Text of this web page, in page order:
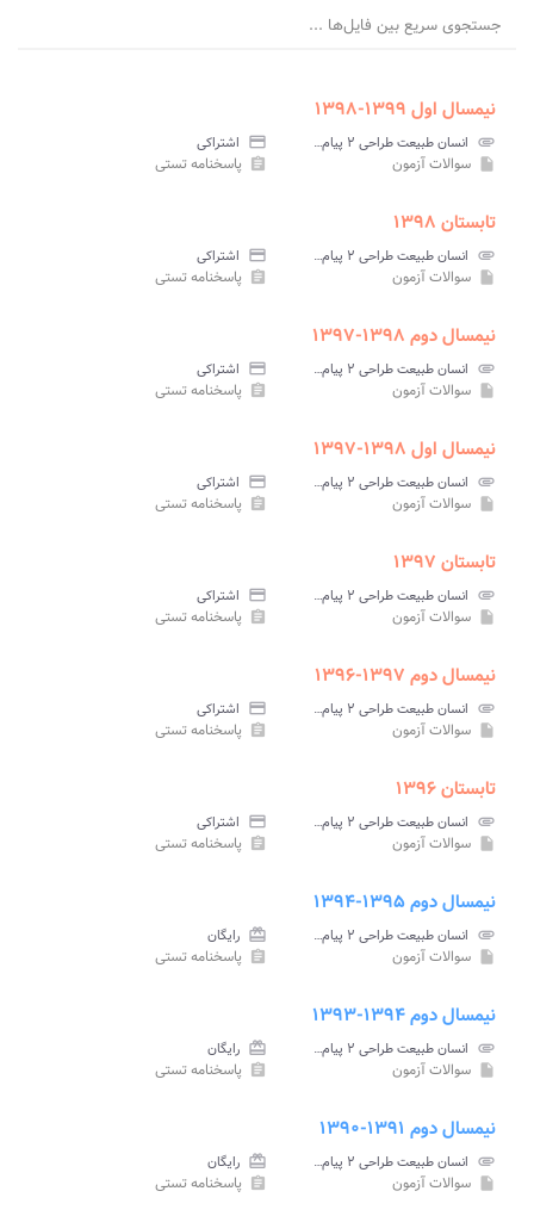
جستجوی سریع بین فایل‌ها ...
نیمسال اول ۱۳۹۹-۱۳۹۸
attachment انسان طبیعت طراحی ۲ پیام نور credit_card اشتراکی
insert_drive_file سوالات آزمون assignment پاسخنامه تستی
تابستان ۱۳۹۸
attachment انسان طبیعت طراحی ۲ پیام نور credit_card اشتراکی
insert_drive_file سوالات آزمون assignment پاسخنامه تستی
نیمسال دوم ۱۳۹۸-۱۳۹۷
attachment انسان طبیعت طراحی ۲ پیام نور credit_card اشتراکی
insert_drive_file سوالات آزمون assignment پاسخنامه تستی
نیمسال اول ۱۳۹۸-۱۳۹۷
attachment انسان طبیعت طراحی ۲ پیام نور credit_card اشتراکی
insert_drive_file سوالات آزمون assignment پاسخنامه تستی
تابستان ۱۳۹۷
attachment انسان طبیعت طراحی ۲ پیام نور credit_card اشتراکی
insert_drive_file سوالات آزمون assignment پاسخنامه تستی
نیمسال دوم ۱۳۹۷-۱۳۹۶
attachment انسان طبیعت طراحی ۲ پیام نور credit_card اشتراکی
insert_drive_file سوالات آزمون assignment پاسخنامه تستی
تابستان ۱۳۹۶
attachment انسان طبیعت طراحی ۲ پیام نور credit_card اشتراکی
insert_drive_file سوالات آزمون assignment پاسخنامه تستی
نیمسال دوم ۱۳۹۵-۱۳۹۴
attachment انسان طبیعت طراحی ۲ پیام نور card_giftcard رایگان
insert_drive_file سوالات آزمون assignment پاسخنامه تستی
نیمسال دوم ۱۳۹۴-۱۳۹۳
attachment انسان طبیعت طراحی ۲ پیام نور card_giftcard رایگان
insert_drive_file سوالات آزمون assignment پاسخنامه تستی
نیمسال دوم ۱۳۹۱-۱۳۹۰
attachment انسان طبیعت طراحی ۲ پیام نور card_giftcard رایگان
insert_drive_file سوالات آزمون assignment پاسخنامه تستی